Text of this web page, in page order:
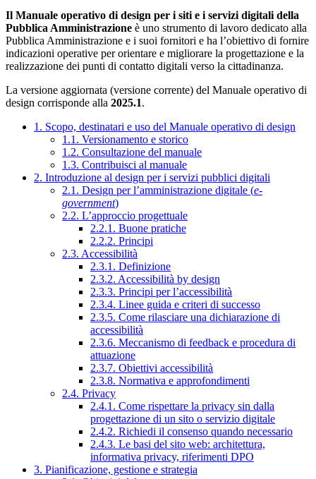
Il Manuale operativo di design per i siti e i servizi digitali della
Pubblica Amministrazione è uno strumento di lavoro dedicato alla
Pubblica Amministrazione e i suoi fornitori e ha l’obiettivo di fornire
indicazioni operative per orientare e migliorare la progettazione e la
realizzazione dei punti di contatto digitali verso la cittadinanza.
La versione aggiornata (versione corrente) del Manuale operativo di
design corrisponde alla 2025.1.
1. Scopo, destinatari e uso del Manuale operativo di design
1.1. Versionamento e storico
1.2. Consultazione del manuale
1.3. Contribuisci al manuale
2. Introduzione al design per i servizi pubblici digitali
2.1. Design per l’amministrazione digitale (e-
government)
2.2. L’approccio progettuale
2.2.1. Buone pratiche
2.2.2. Principi
2.3. Accessibilità
2.3.1. Definizione
2.3.2. Accessibilità by design
2.3.3. Principi per l’accessibilità
2.3.4. Linee guida e criteri di successo
2.3.5. Come rilasciare una dichiarazione di
accessibilità
2.3.6. Meccanismo di feedback e procedura di
attuazione
2.3.7. Obiettivi accessibilità
2.3.8. Normativa e approfondimenti
2.4. Privacy
2.4.1. Come rispettare la privacy sin dalla
progettazione di un sito o servizio digitale
2.4.2. Richiedi il consenso quando necessario
2.4.3. Le basi del sito web: architettura,
informativa privacy, riferimenti DPO
3. Pianificazione, gestione e strategia